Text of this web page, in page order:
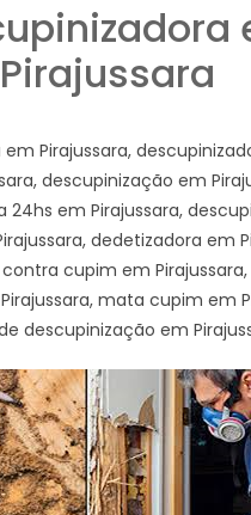
Pirajussara
Pirajussara,
descupinização em
24hs em Pirajussara,
dedetizadora em
cupim em
mata cupim em
descupinização em